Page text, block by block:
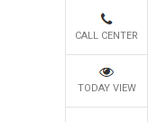
CALL CENTER
TODAY VIEW